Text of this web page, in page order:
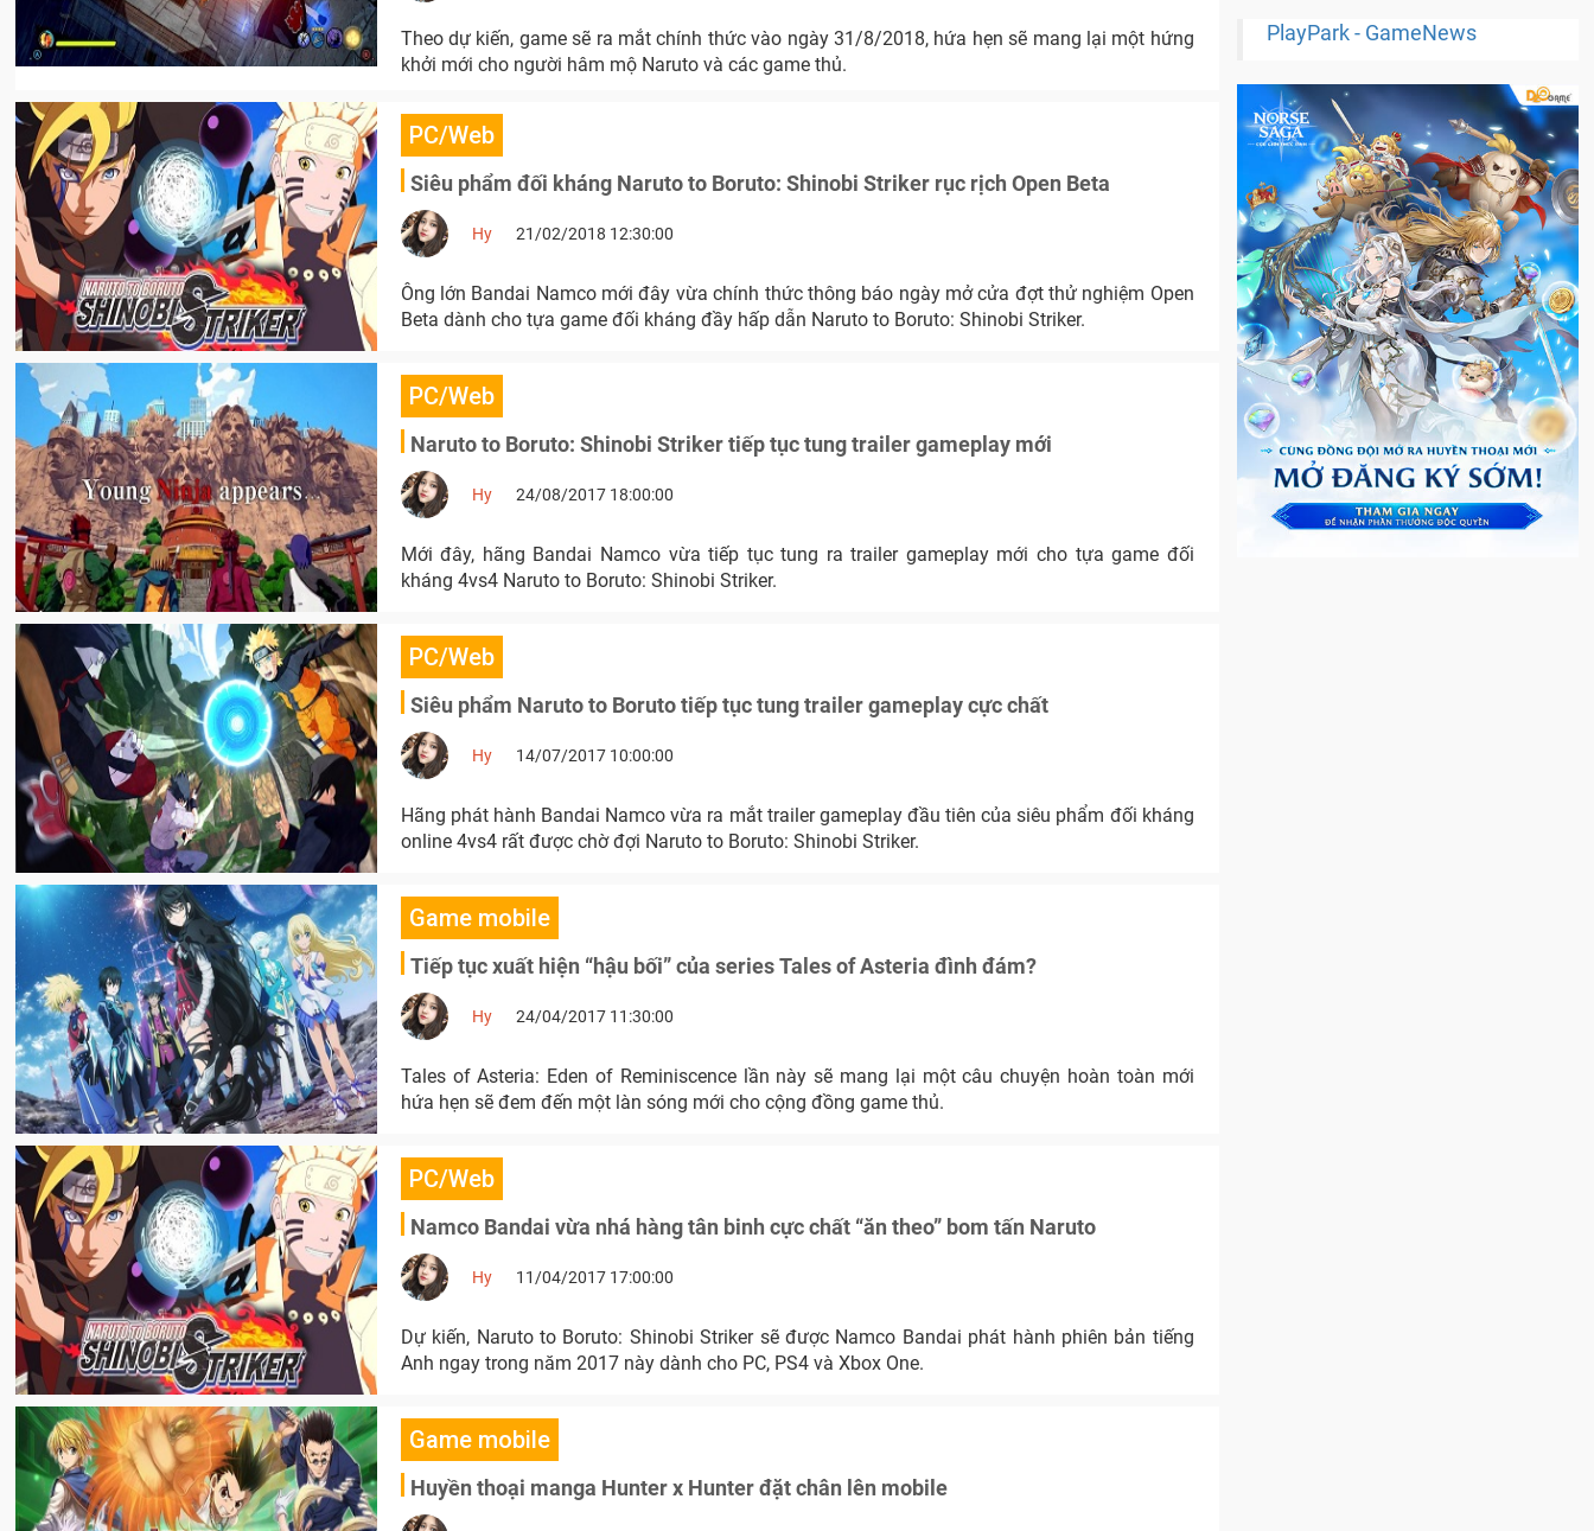
Theo dự kiến, game sẽ ra mắt chính thức vào ngày 31/8/2018, hứa hẹn sẽ mang lại một hứng
khởi mới cho người hâm mộ Naruto và các game thủ.
PC/Web
Siêu phẩm đối kháng Naruto to Boruto: Shinobi Striker rục rịch Open Beta
Hy 21/02/2018 12:30:00
Ông lớn Bandai Namco mới đây vừa chính thức thông báo ngày mở cửa đợt thử nghiệm Open
Beta dành cho tựa game đối kháng đầy hấp dẫn Naruto to Boruto: Shinobi Striker.
PC/Web
Naruto to Boruto: Shinobi Striker tiếp tục tung trailer gameplay mới
Hy 24/08/2017 18:00:00
Mới đây, hãng Bandai Namco vừa tiếp tục tung ra trailer gameplay mới cho tựa game đối
kháng 4vs4 Naruto to Boruto: Shinobi Striker.
PC/Web
Siêu phẩm Naruto to Boruto tiếp tục tung trailer gameplay cực chất
Hy 14/07/2017 10:00:00
Hãng phát hành Bandai Namco vừa ra mắt trailer gameplay đầu tiên của siêu phẩm đối kháng
online 4vs4 rất được chờ đợi Naruto to Boruto: Shinobi Striker.
Game mobile
Tiếp tục xuất hiện “hậu bối” của series Tales of Asteria đình đám?
Hy 24/04/2017 11:30:00
Tales of Asteria: Eden of Reminiscence lần này sẽ mang lại một câu chuyện hoàn toàn mới
hứa hẹn sẽ đem đến một làn sóng mới cho cộng đồng game thủ.
PC/Web
Namco Bandai vừa nhá hàng tân binh cực chất “ăn theo” bom tấn Naruto
Hy 11/04/2017 17:00:00
Dự kiến, Naruto to Boruto: Shinobi Striker sẽ được Namco Bandai phát hành phiên bản tiếng
Anh ngay trong năm 2017 này dành cho PC, PS4 và Xbox One.
Game mobile
Huyền thoại manga Hunter x Hunter đặt chân lên mobile
PlayPark - GameNews